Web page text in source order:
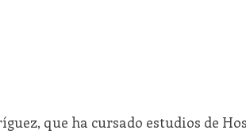
que ha cursado estudios de